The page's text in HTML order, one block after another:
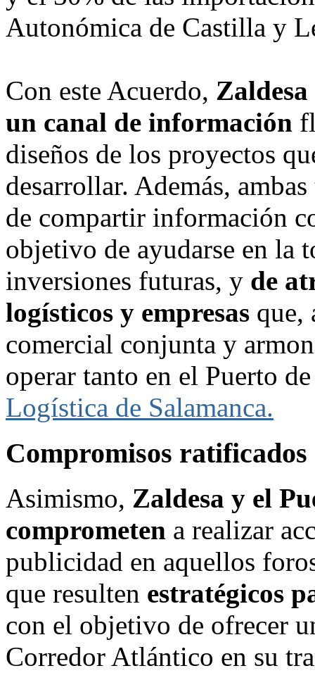
Autonómica de Castilla y
Con este Acuerdo,
un canal de información
diseños de los proyectos
desarrollar. Además,
de compartir información
objetivo de ayudarse en la
inversiones futuras, y de
logísticos y empresas que,
comercial conjunta y
operar tanto en el Puerto
Logística de Salamanca.
Compromisos ratificados
Asimismo, Zaldesa y el
comprometen a realizar
publicidad en aquellos
que resulten estratégicos
con el objetivo de ofrecer
Corredor Atlántico en su